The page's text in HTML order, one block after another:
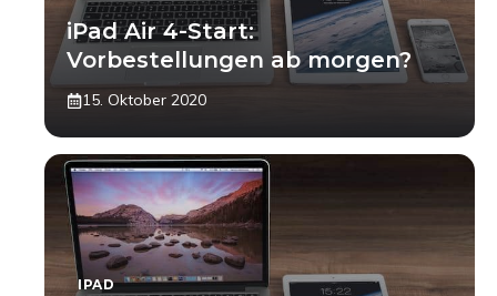
iPad Air 4-Start:
Vorbestellungen ab morgen?
15. Oktober 2020
IPAD